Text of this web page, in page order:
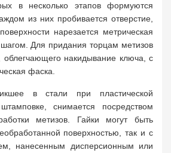
в несколько этапов формуются
из них пробивается отверстие,
нарезается метрическая
Для придания торцам метизов
облегчающего накидывание ключа, с
фаска.
в стали при пластической
снимается посредством
метизов. Гайки могут быть
поверхностью, так и с
нанесенным дисперсионным или